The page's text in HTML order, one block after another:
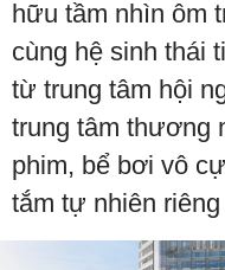
hữu tầm nhìn ôm
cùng hệ sinh thái
từ trung tâm hội
trung tâm thương
phim, bể bơi vô
tắm tự nhiên riêng